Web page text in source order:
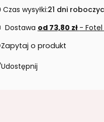
Czas wysyłki:21 dni
Dostawa od 73,80 zł - Fotel
Zapytaj o produkt
Udostępnij